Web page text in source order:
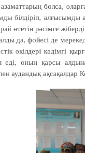
болса,
білдіріп, алғысымды
өтетін рәсімге
да, фойесі де
өкілдері кәдімгі
еді, оның қарсы
аудандық ақсақалдар